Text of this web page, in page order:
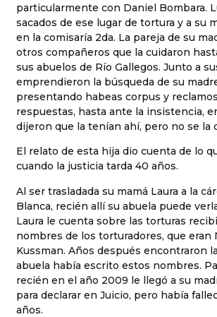
particularmente con Daniel Bombara.
sacados de ese lugar de tortura y a su
en la comisaría 2da. La pareja de su
otros compañeros que la cuidaron
sus abuelos de Río Gallegos. Junto a
emprendieron la búsqueda de su
presentando habeas corpus y
respuestas, hasta ante la insistencia,
dijeron que la tenían ahí, pero no se la
El relato de esta hija dio cuenta de lo
cuando la justicia tarda 40 años.
Al ser trasladada su mamá Laura a la
Blanca, recién allí su abuela puede
Laura le cuenta sobre las torturas
nombres de los torturadores, que eran
Kussman. Años después encontraron
abuela había escrito estos nombres.
recién en el año 2009 le llegó a su
para declarar en Juicio, pero había
años.